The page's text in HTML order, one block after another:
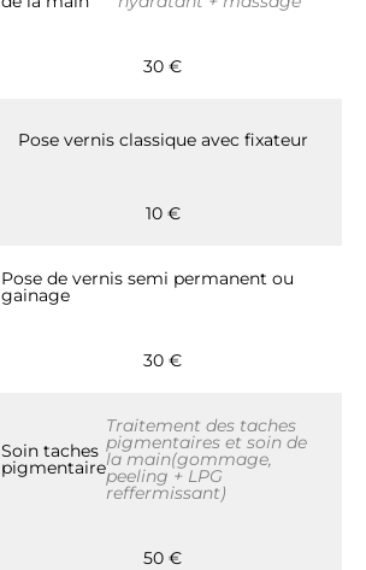
30 €
Pose vernis classique avec fixateur
10 €
Pose de vernis semi permanent ou
gainage
30 €
Soin taches
pigmentaire
Traitement des taches
pigmentaires et soin de
la main(gommage,
peeling + LPG
reffermissant)
50 €